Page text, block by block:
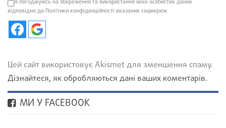
Я погоджуюсь на збереження та використання моїх особистих даних
відповідно до Політики конфіденційності вказаних соцмереж
Цей сайт використовує Akismet для зменшення спаму.
Дізнайтеся, як обробляються дані ваших коментарів.
МИ У FACEBOOK